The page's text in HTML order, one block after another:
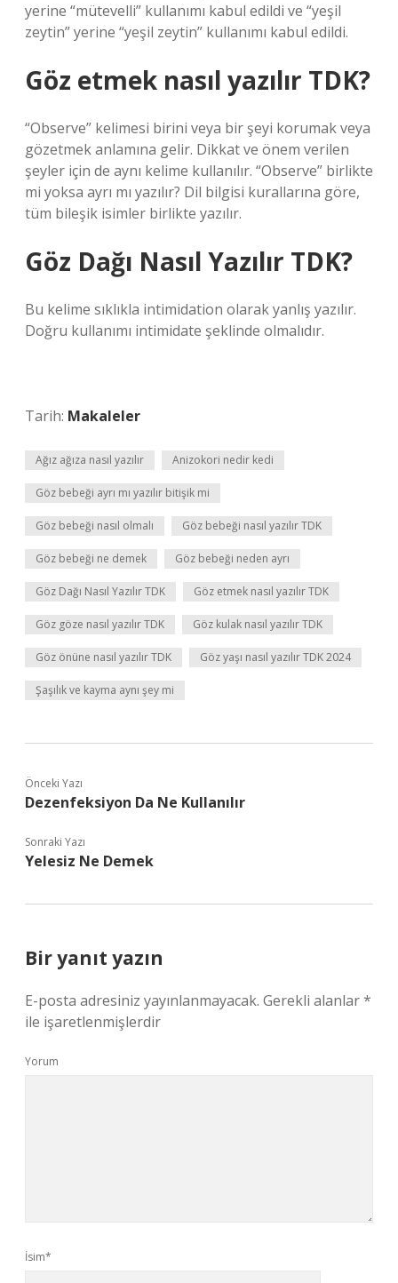
yerine “mütevelli” kullanımı kabul edildi ve “yeşil
zeytin” yerine “yeşil zeytin” kullanımı kabul edildi.
Göz etmek nasıl yazılır TDK?
“Observe” kelimesi birini veya bir şeyi korumak veya
gözetmek anlamına gelir. Dikkat ve önem verilen
şeyler için de aynı kelime kullanılır. “Observe” birlikte
mi yoksa ayrı mı yazılır? Dil bilgisi kurallarına göre,
tüm bileşik isimler birlikte yazılır.
Göz Dağı Nasıl Yazılır TDK?
Bu kelime sıklıkla intimidation olarak yanlış yazılır.
Doğru kullanımı intimidate şeklinde olmalıdır.
Tarih: Makaleler
Ağız ağıza nasıl yazılır Anizokori nedir kedi
Göz bebeği ayrı mı yazılır bitişik mi
Göz bebeği nasıl olmalı Göz bebeği nasıl yazılır TDK
Göz bebeği ne demek Göz bebeği neden ayrı
Göz Dağı Nasıl Yazılır TDK Göz etmek nasıl yazılır TDK
Göz göze nasıl yazılır TDK Göz kulak nasıl yazılır TDK
Göz önüne nasıl yazılır TDK Göz yaşı nasıl yazılır TDK 2024
Şaşılık ve kayma aynı şey mi
Önceki Yazı
Dezenfeksiyon Da Ne Kullanılır
Sonraki Yazı
Yelesiz Ne Demek
Bir yanıt yazın
E-posta adresiniz yayınlanmayacak. Gerekli alanlar*
ile işaretlenmişlerdir
Yorum
İsim*